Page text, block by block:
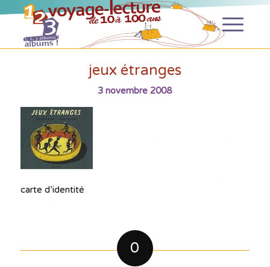
jeux étranges
3 novembre 2008
carte d’identité
0